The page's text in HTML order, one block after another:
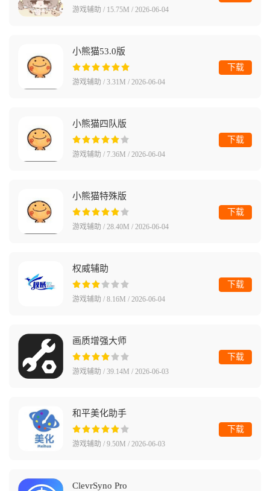
游戏辅助 / 15.75M / 2026-06-04
小熊猫53.0版
游戏辅助 / 3.31M / 2026-06-04
下载
小熊猫四队版
游戏辅助 / 7.36M / 2026-06-04
下载
小熊猫特殊版
游戏辅助 / 28.40M / 2026-06-04
下载
权威辅助
游戏辅助 / 8.16M / 2026-06-04
下载
画质增强大师
游戏辅助 / 39.14M / 2026-06-03
下载
和平美化助手
游戏辅助 / 9.50M / 2026-06-03
下载
ClevrSyno Pro